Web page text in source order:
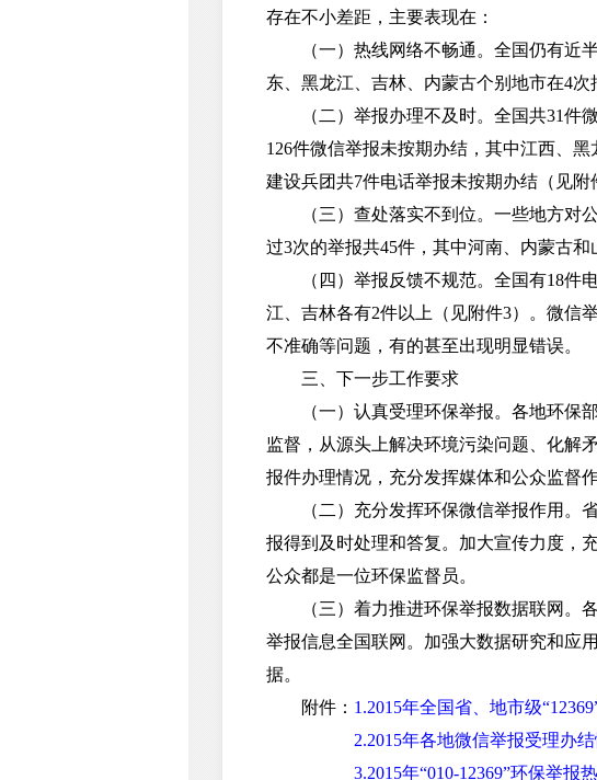
存在不小差距，主要表现在：
（一）热线网络不畅通。全国仍有近半
东、黑龙江、吉林、内蒙古个别地市在4次
（二）举报办理不及时。全国共31件微
126件微信举报未按期办结，其中江西、
建设兵团共7件电话举报未按期办结（见附
（三）查处落实不到位。一些地方对公
过3次的举报共45件，其中河南、内蒙古和
（四）举报反馈不规范。全国有18件电
江、吉林各有2件以上（见附件3）。微信
不准确等问题，有的甚至出现明显错误。
三、下一步工作要求
（一）认真受理环保举报。各地环保部
监督，从源头上解决环境污染问题、化解
报件办理情况，充分发挥媒体和公众监督
（二）充分发挥环保微信举报作用。省
报得到及时处理和答复。加大宣传力度，
公众都是一位环保监督员。
（三）着力推进环保举报数据联网。各
举报信息全国联网。加强大数据研究和应
据。
附件： 1.2015年全国省、地市级
2.2015年各地微信举报受理办
3.2015年“010-12369”环保举报